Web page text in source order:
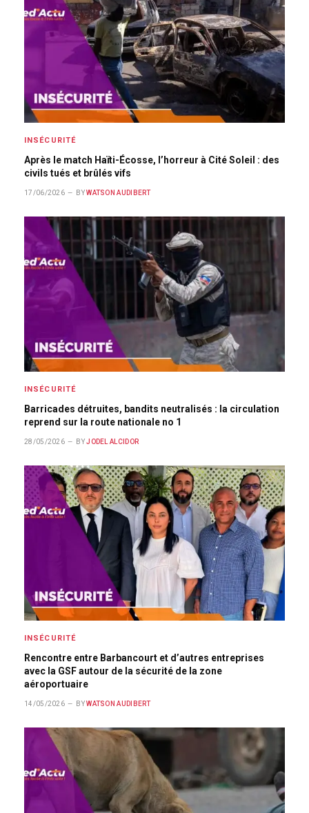
INSÉCURITÉ
Après le match Haïti-Écosse, l’horreur à Cité Soleil : des
civils tués et brûlés vifs
17/06/2026 BY WATSON AUDIBERT
INSÉCURITÉ
Barricades détruites, bandits neutralisés : la circulation
reprend sur la route nationale no 1
28/05/2026 BY JODEL ALCIDOR
INSÉCURITÉ
Rencontre entre Barbancourt et d’autres entreprises
avec la GSF autour de la sécurité de la zone
aéroportuaire
14/05/2026 BY WATSON AUDIBERT